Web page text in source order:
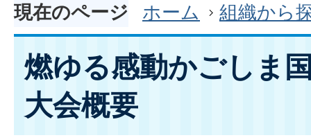
現在のページ ホーム 組織から
燃ゆる感動かごしま
大会概要